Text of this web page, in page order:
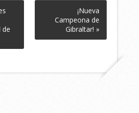
de
¡Nueva
Campeona de
Gibraltar! »